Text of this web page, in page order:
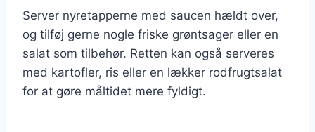
Server nyretapperne med saucen hældt over,
og tilføj gerne nogle friske grøntsager eller en
salat som tilbehør. Retten kan også serveres
med kartofler, ris eller en lækker rodfrugtsalat
for at gøre måltidet mere fyldigt.